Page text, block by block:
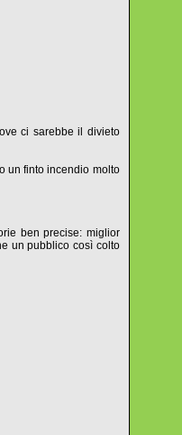
ci sarebbe il divieto
un finto incendio molto
ben precise: miglior
un pubblico così colto